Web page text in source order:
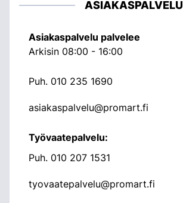
ASIAKASPALVELU
Asiakaspalvelu palvelee
Arkisin 08:00 - 16:00
Puh. 010 235 1690
asiakaspalvelu@promart.fi
Työvaatepalvelu:
Puh. 010 207 1531
tyovaatepalvelu@promart.fi